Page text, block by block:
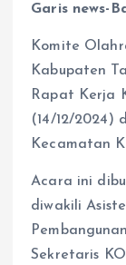
Garis news-
Komite
Kabupaten
Rapat Kerja
(14/12/2024)
Kecamatan
Acara ini
diwakili
Sekretaris